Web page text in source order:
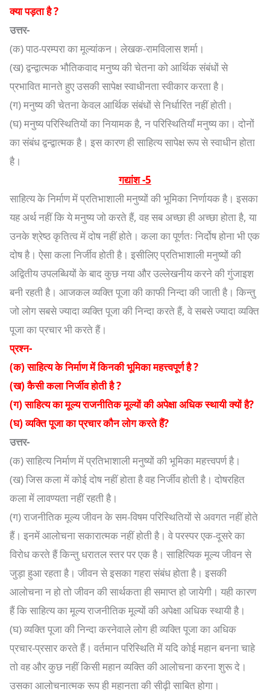
क्या पड़ता है ?
उत्तर-
(क) पाठ-परम्परा का मूल्यांकन। लेखक-रामविलास शर्मा।
(ख) द्वन्द्वात्मक भौतिकवाद मनुष्य की चेतना को आर्थिक संबंधों से
प्रभावित मानते हुए उसकी सापेक्ष स्वाधीनता स्वीकार करता है।
(ग) मनुष्य की चेतना केवल आर्थिक संबंधों से निर्धारित नहीं होती।
(घ) मनुष्य परिस्थितियों का नियामक है, न परिस्थितियाँ मनुष्य का। दोनों
का संबंध द्वन्द्वात्मक है। इस कारण ही साहित्य सापेक्ष रूप से स्वाधीन होता
है।
गद्यांश -5
साहित्य के निर्माण में प्रतिभाशाली मनुष्यों की भूमिका निर्णायक है। इसका
यह अर्थ नहीं कि ये मनुष्य जो करते हैं, वह सब अच्छा ही अच्छा होता है, या
उनके श्रेष्ठ कृतित्व में दोष नहीं होते। कला का पूर्णतः निर्दोष होना भी एक
दोष है। ऐसा कला निर्जीव होती है। इसीलिए प्रतिभाशाली मनुष्यों की
अद्वितीय उपलब्धियों के बाद कुछ नया और उल्लेखनीय करने की गुंजाइश
बनी रहती है। आजकल व्यक्ति पूजा की काफी निन्दा की जाती है। किन्तु
जो लोग सबसे ज्यादा व्यक्ति पूजा की निन्दा करते हैं, वे सबसे ज्यादा व्यक्ति
पूजा का प्रचार भी करते हैं।
प्रश्न-
(क) साहित्य के निर्माण में किनकी भूमिका महत्त्वपूर्ण है ?
(ख) कैसी कला निर्जीव होती है ?
(ग) साहित्य का मूल्य राजनीतिक मूल्यों की अपेक्षा अधिक स्थायी क्यों है?
(घ) व्यक्ति पूजा का प्रचार कौन लोग करते हैं?
उत्तर-
(क) साहित्य निर्माण में प्रतिभाशाली मनुष्यों की भूमिका महत्त्वपर्ण है।
(ख) जिस कला में कोई दोष नहीं होता है वह निर्जीव होती है। दोषरहित
कला में लावण्यता नहीं रहती है।
(ग) राजनीतिक मूल्य जीवन के सम-विषम परिस्थितियों से अवगत नहीं होते
हैं। इनमें आलोचना सकारात्मक नहीं होती है। वे परस्पर एक-दूसरे का
विरोध करते हैं किन्तु धरातल स्तर पर एक है। साहित्यिक मूल्य जीवन से
जुड़ा हुआ रहता है। जीवन से इसका गहरा संबंध होता है। इसकी
आलोचना न हो तो जीवन की सार्थकता ही समाप्त हो जायेगी। यही कारण
हैं कि साहित्य का मूल्य राजनीतिक मूल्यों की अपेक्षा अधिक स्थायी है।
(घ) व्यक्ति पूजा की निन्दा करनेवाले लोग ही व्यक्ति पूजा का अधिक
प्रचार-प्रसार करते हैं। वर्तमान परिस्थिति में यदि कोई महान बनना चाहे
तो वह और कुछ नहीं किसी महान व्यक्ति की आलोचना करना शुरू दे।
उसका आलोचनात्मक रूप ही महानता की सीढ़ी साबित होगा।